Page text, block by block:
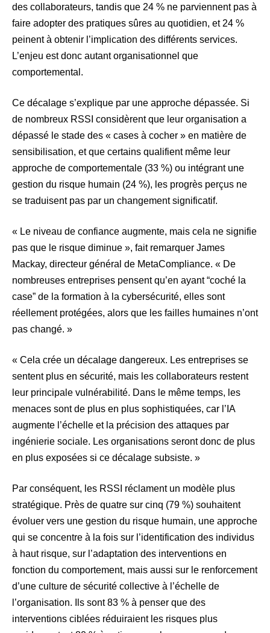
des collaborateurs, tandis que 24 % ne parviennent pas à
faire adopter des pratiques sûres au quotidien, et 24 %
peinent à obtenir l’implication des différents services.
L’enjeu est donc autant organisationnel que
comportemental.
Ce décalage s’explique par une approche dépassée. Si
de nombreux RSSI considèrent que leur organisation a
dépassé le stade des « cases à cocher » en matière de
sensibilisation, et que certains qualifient même leur
approche de comportementale (33 %) ou intégrant une
gestion du risque humain (24 %), les progrès perçus ne
se traduisent pas par un changement significatif.
« Le niveau de confiance augmente, mais cela ne signifie
pas que le risque diminue », fait remarquer James
Mackay, directeur général de MetaCompliance. « De
nombreuses entreprises pensent qu’en ayant “coché la
case” de la formation à la cybersécurité, elles sont
réellement protégées, alors que les failles humaines n’ont
pas changé. »
« Cela crée un décalage dangereux. Les entreprises se
sentent plus en sécurité, mais les collaborateurs restent
leur principale vulnérabilité. Dans le même temps, les
menaces sont de plus en plus sophistiquées, car l’IA
augmente l’échelle et la précision des attaques par
ingénierie sociale. Les organisations seront donc de plus
en plus exposées si ce décalage subsiste. »
Par conséquent, les RSSI réclament un modèle plus
stratégique. Près de quatre sur cinq (79 %) souhaitent
évoluer vers une gestion du risque humain, une approche
qui se concentre à la fois sur l’identification des individus
à haut risque, sur l’adaptation des interventions en
fonction du comportement, mais aussi sur le renforcement
d’une culture de sécurité collective à l’échelle de
l’organisation. Ils sont 83 % à penser que des
interventions ciblées réduiraient les risques plus